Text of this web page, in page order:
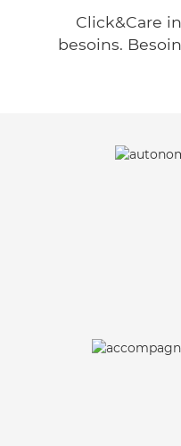
Click&Care
besoins.